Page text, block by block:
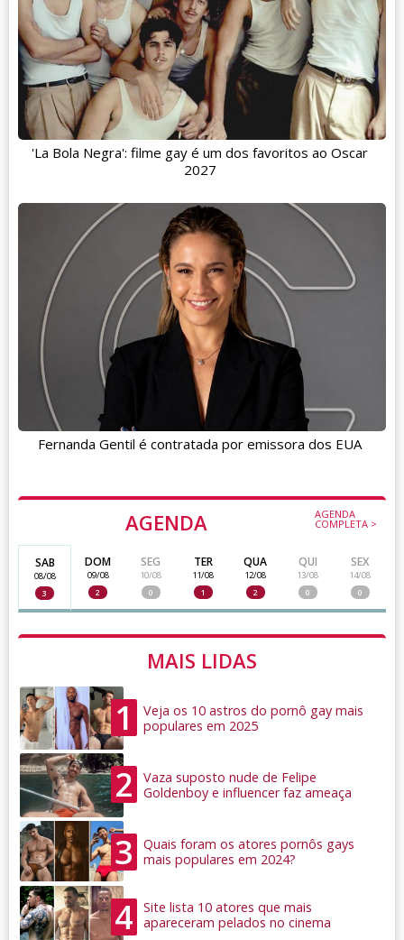
AGENDA AGENDA
COMPLETA >
SAB
08/08
3
DOM
09/08
2
SEG
10/08
0
TER
11/08
1
QUA
12/08
2
QUI
13/08
0
SEX
14/08
0
MAIS LIDAS
1
Veja os 10 astros do pornô gay mais
populares em 2025
2
Vaza suposto nude de Felipe
Goldenboy e influencer faz ameaça
3
Quais foram os atores pornôs gays
mais populares em 2024?
4
Site lista 10 atores que mais
apareceram pelados no cinema
'La Bola Negra': filme gay é um dos favoritos ao Oscar
2027
Fernanda Gentil é contratada por emissora dos EUA